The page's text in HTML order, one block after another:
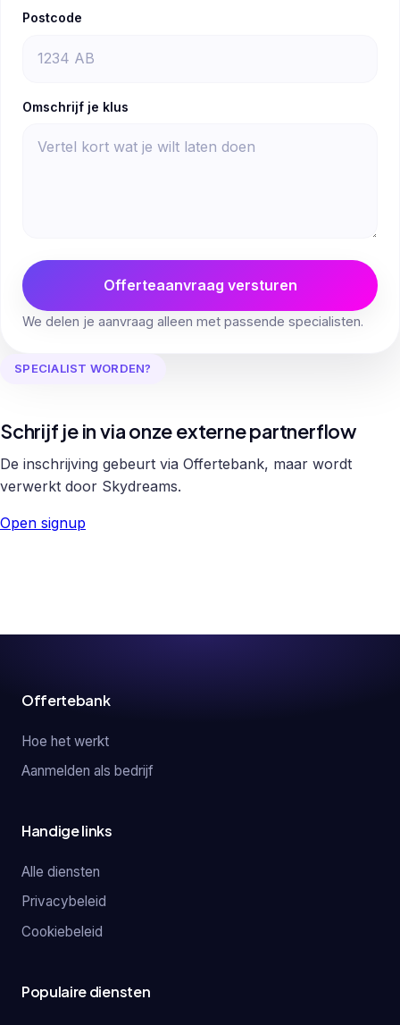
Postcode
Omschrijf je klus
Offerteaanvraag versturen
We delen je aanvraag alleen met passende specialisten.
SPECIALIST WORDEN?
Schrijf je in via onze externe partnerflow
De inschrijving gebeurt via Offertebank, maar wordt
verwerkt door Skydreams.
Open signup
Offertebank
Hoe het werkt
Aanmelden als bedrijf
Handige links
Alle diensten
Privacybeleid
Cookiebeleid
Populaire diensten